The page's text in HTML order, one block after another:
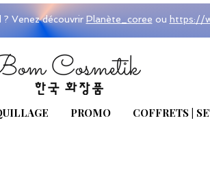
Venez découvrir Planète_coree ou https://
PROMO COFFRETS |